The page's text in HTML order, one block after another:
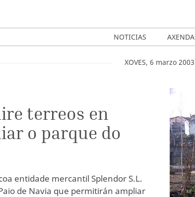
NOTICIAS AXENDA
XOVES, 6 marzo 2003
terreos en
o parque do
entidade mercantil Splendor S.L.
de Navia que permitirán ampliar